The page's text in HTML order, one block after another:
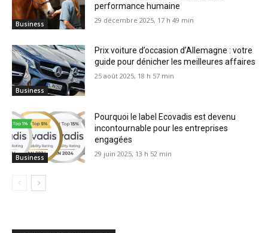
Business
performance humaine
29 décembre 2025, 17 h 49 min
Business
Prix voiture d’occasion d’Allemagne : votre
guide pour dénicher les meilleures affaires
25 août 2025, 18 h 57 min
Business
Pourquoi le label Ecovadis est devenu
incontournable pour les entreprises
engagées
29 juin 2025, 13 h 52 min